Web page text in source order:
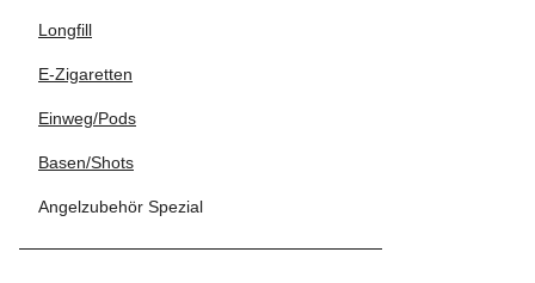
Longfill
E-Zigaretten
Einweg/Pods
Basen/Shots
Angelzubehör Spezial